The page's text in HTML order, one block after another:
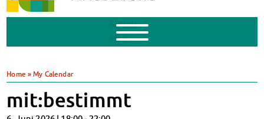
Mobile
Menu
BAföG beantragen
BAföG-FAQs
Dokumente
BAföG-Sprechstunden
Home »My Calendar
mit:bestimmt